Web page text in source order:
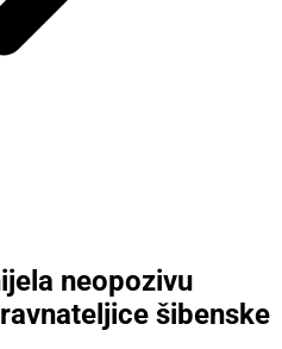
neopozivu
šibenske